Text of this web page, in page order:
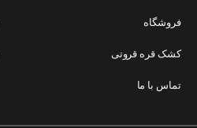
فروشگاه
کشک قره قروتی
تماس با ما